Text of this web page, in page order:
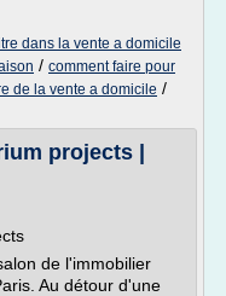
dans la vente a domicile
/ comment faire pour
de la vente a domicile /
projects |
de l'immobilier
Au détour d'une